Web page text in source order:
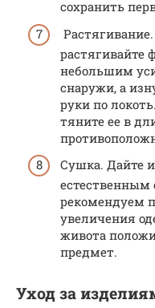
сохранить
растягивайте
небольшим
снаружи, а
руки по
тяните ее в
Сушка. Дайте
естественным
рекомендуем
увеличения
живота
предмет.
Уход за